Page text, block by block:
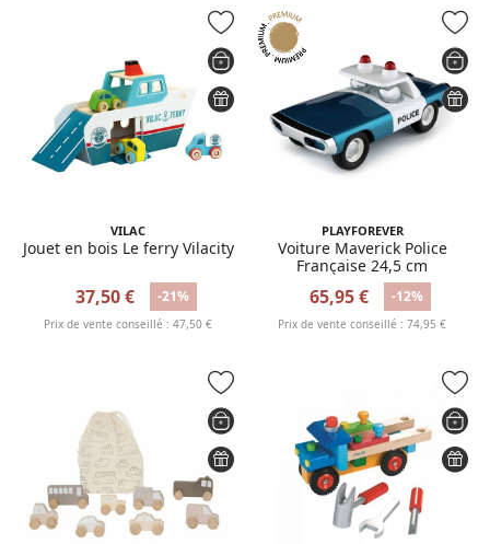
VILAC
Jouet en bois Le ferry Vilacity
37,50 € -21%
Prix de vente conseillé : 47,50 €
PLAYFOREVER
Voiture Maverick Police
Française 24,5 cm
65,95 € -12%
Prix de vente conseillé : 74,95 €